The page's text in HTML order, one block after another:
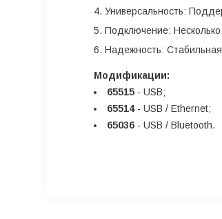
Универсальность:
Подключение:
Надежность:
Модификации:
65515 - USB;
65514 - USB / Ethernet;
65036 - USB / Bluetooth.